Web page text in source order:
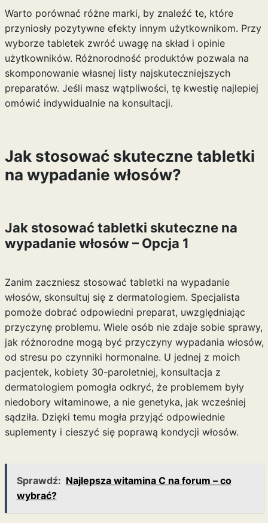
Warto porównać różne marki, by znaleźć te, które
przyniosły pozytywne efekty innym użytkownikom. Przy
wyborze tabletek zwróć uwagę na skład i opinie
użytkowników. Różnorodność produktów pozwala na
skomponowanie własnej listy najskuteczniejszych
preparatów. Jeśli masz wątpliwości, tę kwestię najlepiej
omówić indywidualnie na konsultacji.
Jak stosować skuteczne tabletki
na wypadanie włosów?
Jak stosować tabletki skuteczne na
wypadanie włosów – Opcja 1
Zanim zaczniesz stosować tabletki na wypadanie
włosów, skonsultuj się z dermatologiem. Specjalista
pomoże dobrać odpowiedni preparat, uwzględniając
przyczynę problemu. Wiele osób nie zdaje sobie sprawy,
jak różnorodne mogą być przyczyny wypadania włosów,
od stresu po czynniki hormonalne. U jednej z moich
pacjentek, kobiety 30-paroletniej, konsultacja z
dermatologiem pomogła odkryć, że problemem były
niedobory witaminowe, a nie genetyka, jak wcześniej
sądziła. Dzięki temu mogła przyjąć odpowiednie
suplementy i cieszyć się poprawą kondycji włosów.
Sprawdź: Najlepsza witamina C na forum – co
wybrać?